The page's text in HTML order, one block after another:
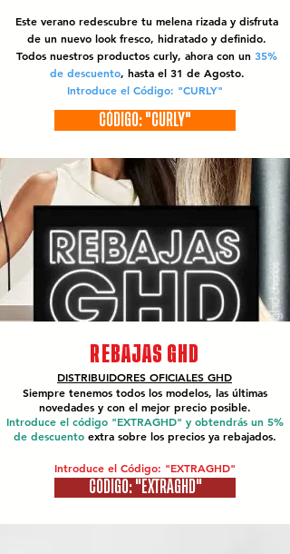
Este verano redescubre tu melena rizada y disfruta
de un nuevo look fresco, hidratado y definido.
Todos nuestros productos curly, ahora con un 35%
de descuento, hasta el 31 de Agosto.
Introduce el Código: "CURLY"
CÓDIGO: "CURLY"
REBAJAS GHD
DISTRIBUIDORES OFICIALES GHD
Siempre tenemos todos los modelos, las últimas
novedades y con el mejor precio posible.
Introduce el código "EXTRAGHD" y obtendrás un 5%
de descuento extra sobre los precios ya rebajados.
Introduce el Código: "EXTRAGHD"
CÓDIGO: "EXTRAGHD"